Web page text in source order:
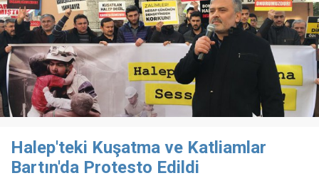
Halep'teki Kuşatma ve Katliamlar
Bartın'da Protesto Edildi